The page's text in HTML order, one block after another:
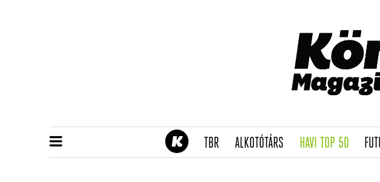
TBR(CURRENT)
ALKOTÓTÁRS(CURRENT)
HAVI TOP 50